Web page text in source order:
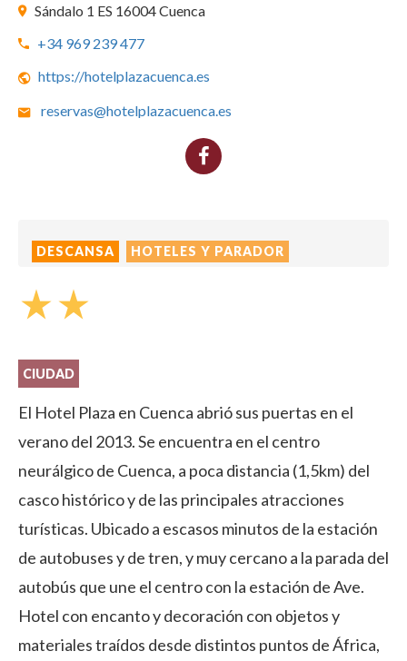
Sándalo 1 ES 16004 Cuenca
+34 969 239 477
https://hotelplazacuenca.es
reservas@hotelplazacuenca.es
DESCANSA HOTELES Y PARADOR
star_ratestar_rate
CIUDAD
El Hotel Plaza en Cuenca abrió sus puertas en el
verano del 2013. Se encuentra en el centro
neurálgico de Cuenca, a poca distancia (1,5km) del
casco histórico y de las principales atracciones
turísticas. Ubicado a escasos minutos de la estación
de autobuses y de tren, y muy cercano a la parada del
autobús que une el centro con la estación de Ave.
Hotel con encanto y decoración con objetos y
materiales traídos desde distintos puntos de África,